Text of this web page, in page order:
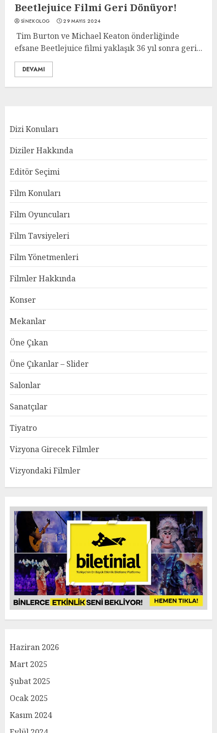
Beetlejuice Filmi Geri Dönüyor!
SINEKOLOG 29 MAYIS 2024
Tim Burton ve Michael Keaton önderliğinde
efsane Beetlejuice filmi yaklaşık 36 yıl sonra geri...
DEVAMI
Dizi Konuları
Diziler Hakkında
Editör Seçimi
Film Konuları
Film Oyuncuları
Film Tavsiyeleri
Film Yönetmenleri
Filmler Hakkında
Konser
Mekanlar
Öne Çıkan
Öne Çıkanlar – Slider
Salonlar
Sanatçılar
Tiyatro
Vizyona Girecek Filmler
Vizyondaki Filmler
Haziran 2026
Mart 2025
Şubat 2025
Ocak 2025
Kasım 2024